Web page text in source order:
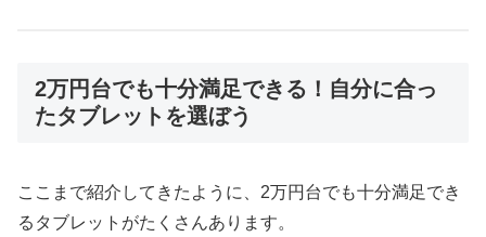
2万円台でも十分満足できる！自分に合っ
たタブレットを選ぼう
ここまで紹介してきたように、2万円台でも十分満足でき
るタブレットがたくさんあります。